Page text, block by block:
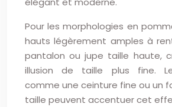
Pour les morphologies en
hauts légèrement amples à
pantalon ou jupe taille haute,
illusion de taille plus fine.
comme une ceinture fine ou un
taille peuvent accentuer cet